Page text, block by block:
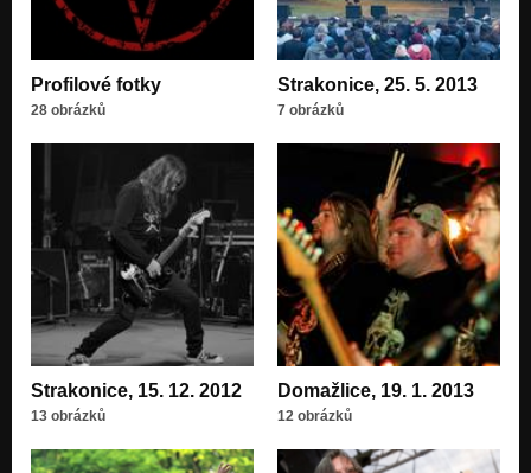
Made in Hell
Made in hell
Analní alpinista
Extremní sport
Kladivo na čarodějnice
Kladivo na čarodějnice
Válka s nebem
Kladivo na čarodějnice
Countess Bathory - VENOM cover
Made in hell
Morituri te salutant - K. KRYL cover
Morituri te salutant
Profilové fotky
28 obrázků
Strakonice, 25. 5. 2013
7 obrázků
Strakonice, 15. 12. 2012
13 obrázků
Domažlice, 19. 1. 2013
12 obrázků